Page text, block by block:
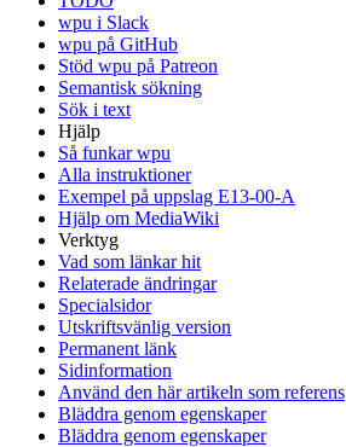
wpu i Slack
wpu på GitHub
Stöd wpu på Patreon
Semantisk sökning
Sök i text
Hjälp
Så funkar wpu
Alla instruktioner
Exempel på uppslag E13-00-A
Hjälp om MediaWiki
Verktyg
Vad som länkar hit
Relaterade ändringar
Specialsidor
Utskriftsvänlig version
Permanent länk
Sidinformation
Använd den här artikeln som referens
Bläddra genom egenskaper
Bläddra genom egenskaper